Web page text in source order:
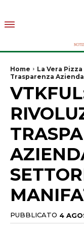
Home La Vera Pizza
Trasparenza
PUBBLICATO 4